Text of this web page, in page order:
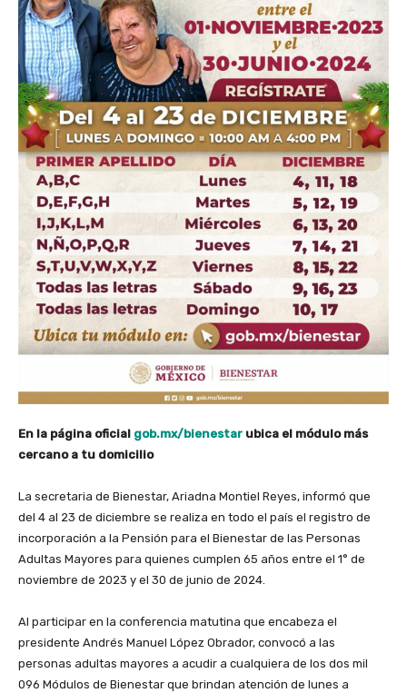
En la página oficial gob.mx/bienestar ubica el módulo más
cercano a tu domicilio
La secretaria de Bienestar, Ariadna Montiel Reyes, informó que
del 4 al 23 de diciembre se realiza en todo el país el registro de
incorporación a la Pensión para el Bienestar de las Personas
Adultas Mayores para quienes cumplen 65 años entre el 1° de
noviembre de 2023 y el 30 de junio de 2024.
Al participar en la conferencia matutina que encabeza el
presidente Andrés Manuel López Obrador, convocó a las
personas adultas mayores a acudir a cualquiera de los dos mil
096 Módulos de Bienestar que brindan atención de lunes a